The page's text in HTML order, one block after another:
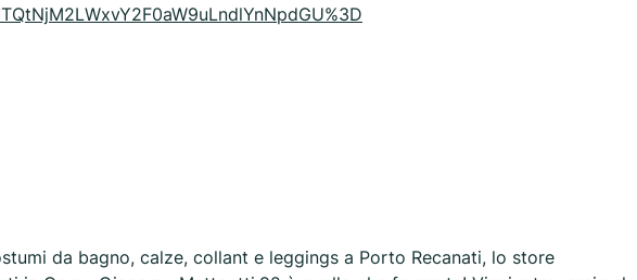
da bagno, calze, collant e leggings a Porto Recanati, lo store